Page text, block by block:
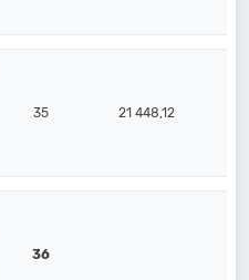
35 21 448,12
36